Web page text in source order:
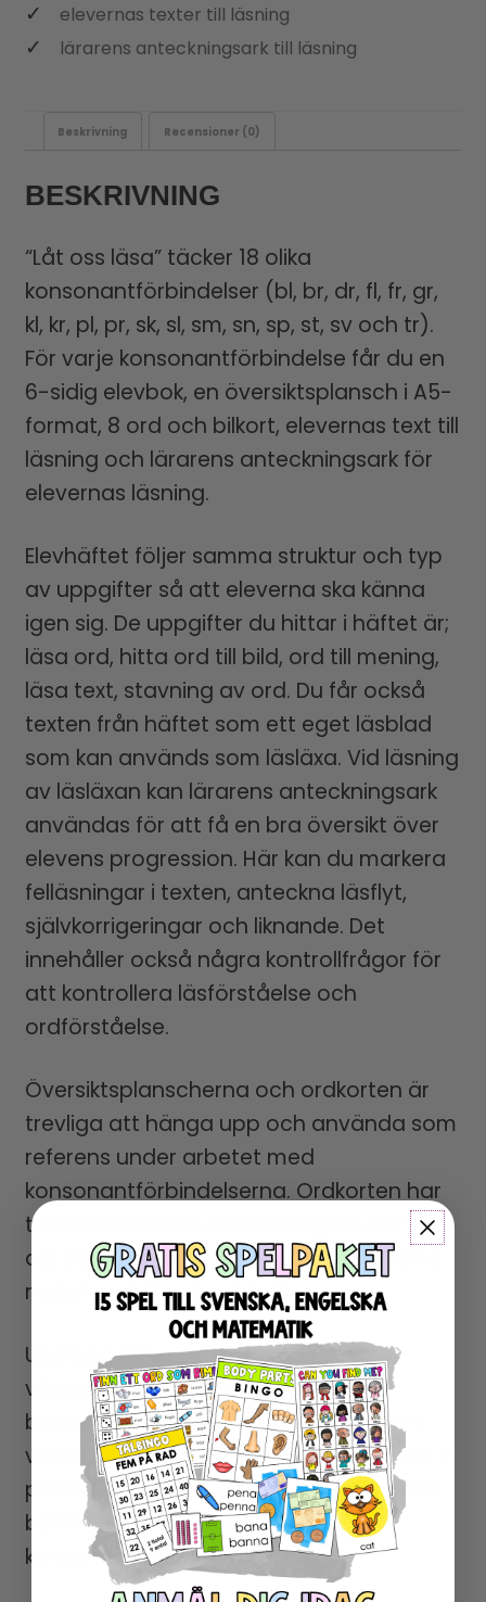
elevernas texter till läsning
lärarens anteckningsark till läsning
Beskrivning Recensioner (0)
BESKRIVNING
“Låt oss läsa” täcker 18 olika
konsonantförbindelser (bl, br, dr, fl, fr, gr,
kl, kr, pl, pr, sk, sl, sm, sn, sp, st, sv och tr).
För varje konsonantförbindelse får du en
6-sidig elevbok, en översiktsplansch i A5-
format, 8 ord och bilkort, elevernas text till
läsning och lärarens anteckningsark för
elevernas läsning.
Elevhäftet följer samma struktur och typ
av uppgifter så att eleverna ska känna
igen sig. De uppgifter du hittar i häftet är;
läsa ord, hitta ord till bild, ord till mening,
läsa text, stavning av ord. Du får också
texten från häftet som ett eget läsblad
som kan används som läsläxa. Vid läsning
av läsläxan kan lärarens anteckningsark
användas för att få en bra översikt över
elevens progression. Här kan du markera
felläsningar i texten, anteckna läsflyt,
självkorrigeringar och liknande. Det
innehåller också några kontrollfrågor för
att kontrollera läsförståelse och
ordförståelse.
Översiktsplanscherna och ordkorten är
trevliga att hänga upp och använda som
referens under arbetet med
konsonantförbindelserna. Ordkorten har
tillhörande bilder och kan klippas isär för
att skapa en egen aktivitet där eleverna
matchar rätt ord och bild.
Upplägget har testats i åk 1 under
vårterminen, där vi har följt
bokstavsinlärningen med 2 bokstäver i
veckan. Upplägget används annars i åk 2
på hösten och med enstaka elever som
behöver träna mer på
konsonantförbindelser.